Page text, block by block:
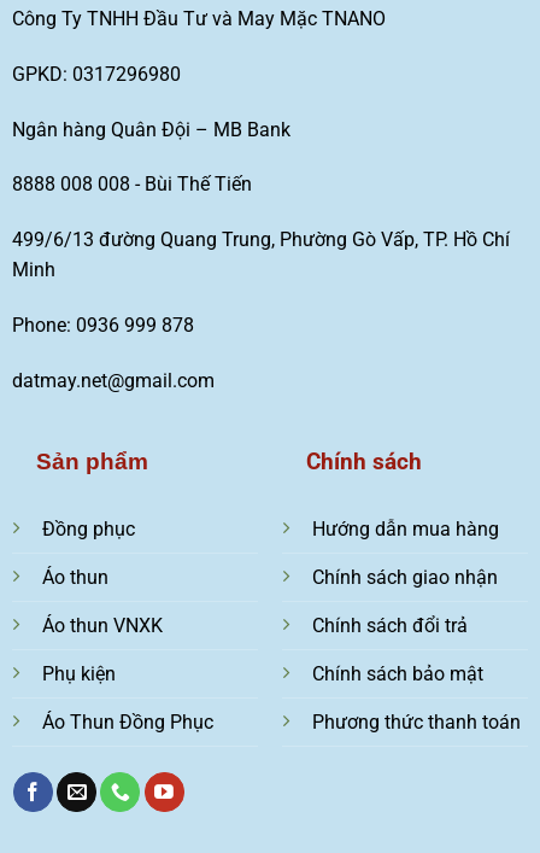
Công Ty TNHH Đầu Tư và May Mặc TNANO
GPKD: 0317296980
Ngân hàng Quân Đội – MB Bank
8888 008 008 - Bùi Thế Tiến
499/6/13 đường Quang Trung, Phường Gò Vấp, TP. Hồ Chí
Minh
Phone: 0936 999 878
datmay.net@gmail.com
Sản phẩm
Đồng phục
Áo thun
Áo thun VNXK
Phụ kiện
Áo Thun Đồng Phục
Chính sách
Hướng dẫn mua hàng
Chính sách giao nhận
Chính sách đổi trả
Chính sách bảo mật
Phương thức thanh toán